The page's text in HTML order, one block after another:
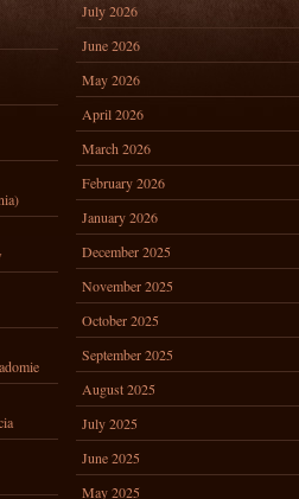
July 2026
June 2026
May 2026
April 2026
March 2026
February 2026
January 2026
December 2025
November 2025
October 2025
September 2025
August 2025
July 2025
June 2025
May 2025